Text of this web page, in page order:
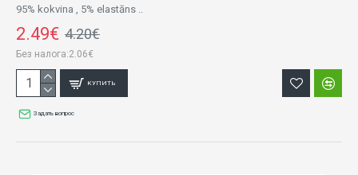
95% kokvina , 5% elastāns ..
2.49€ 4.20€
Без налога:2.06€
КУПИТЬ
Задать вопрос